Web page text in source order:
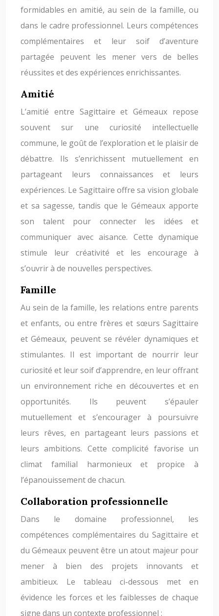
formidables en amitié, au sein de la famille, ou
dans le cadre professionnel. Leurs compétences
complémentaires et leur soif d’aventure
partagée peuvent les mener vers de belles
réussites et des expériences enrichissantes.
Amitié
L’amitié entre Sagittaire et Gémeaux repose
souvent sur une curiosité intellectuelle
commune, le goût de l’exploration et le plaisir de
débattre. Ils s’enrichissent mutuellement en
partageant leurs connaissances et leurs
expériences. Le Sagittaire offre sa vision globale
et sa sagesse, tandis que le Gémeaux apporte
son talent pour connecter les idées et
communiquer avec aisance. Cette dynamique
stimule leur créativité et les encourage à
s’ouvrir à de nouvelles perspectives.
Famille
Au sein de la famille, les relations entre parents
et enfants, ou entre frères et sœurs Sagittaire
et Gémeaux, peuvent se révéler dynamiques et
stimulantes. Il est important de nourrir leur
curiosité et leur soif d’apprendre, en leur offrant
un environnement riche en découvertes et en
opportunités. Ils peuvent s’épauler
mutuellement et s’encourager à poursuivre
leurs rêves, en partageant leurs passions et
leurs ambitions. Cette complicité favorise un
climat familial harmonieux et propice à
l’épanouissement de chacun.
Collaboration professionnelle
Dans le domaine professionnel, les
compétences complémentaires du Sagittaire et
du Gémeaux peuvent être un atout majeur pour
mener à bien des projets innovants et
ambitieux. Le tableau ci-dessous met en
évidence les forces et les faiblesses de chaque
signe dans un contexte professionnel :